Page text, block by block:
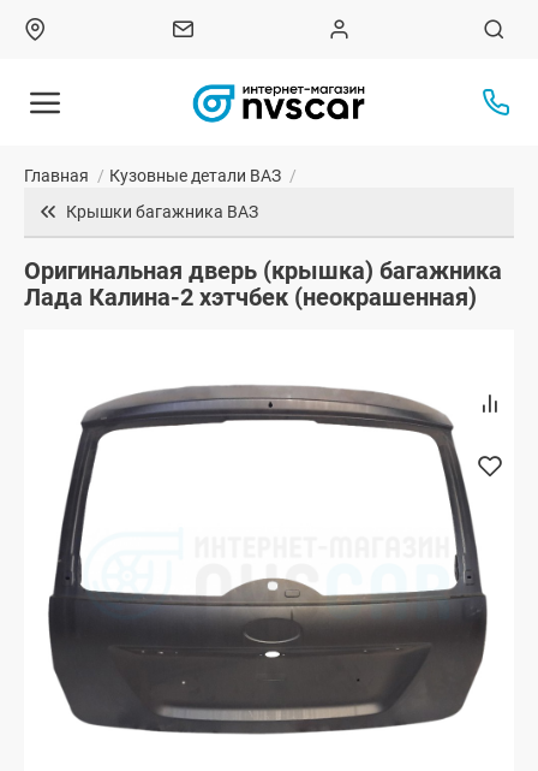
Главная / Кузовные детали ВАЗ /
Крышки багажника ВАЗ
Оригинальная дверь (крышка) багажника
Лада Калина-2 хэтчбек (неокрашенная)